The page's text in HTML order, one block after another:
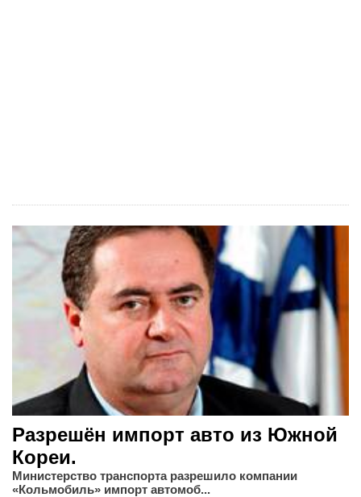
Разрешён импорт авто из Южной
Кореи.
Министерство транспорта разрешило компании
«Кольмобиль» импорт автомоб...